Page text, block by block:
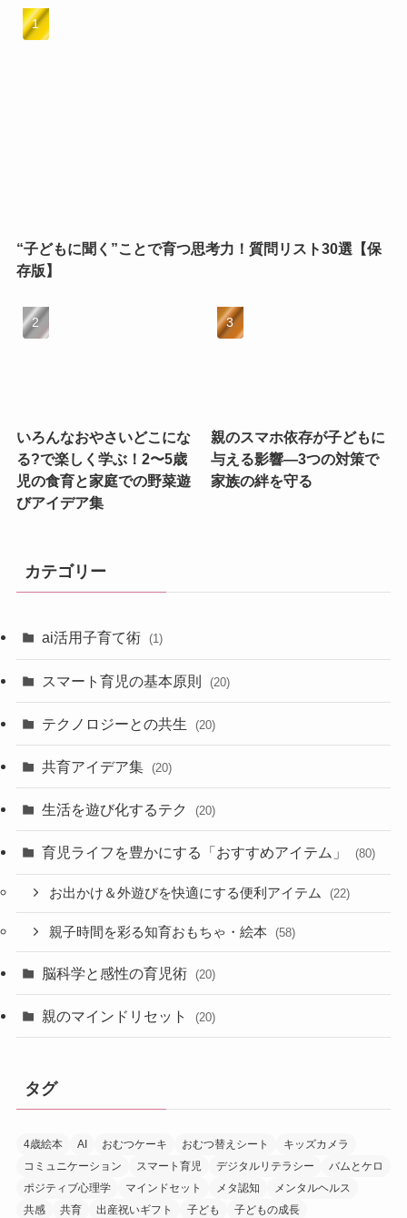
“子どもに聞く”ことで育つ思考力！質問リスト30選【保
存版】
いろんなおやさいどこにな
る?で楽しく学ぶ！2〜5歳
児の食育と家庭での野菜遊
びアイデア集
親のスマホ依存が子どもに
与える影響—3つの対策で
家族の絆を守る
カテゴリー
ai活用子育て術 (1)
スマート育児の基本原則 (20)
テクノロジーとの共生 (20)
共育アイデア集 (20)
生活を遊び化するテク (20)
育児ライフを豊かにする「おすすめアイテム」 (80)
お出かけ＆外遊びを快適にする便利アイテム (22)
親子時間を彩る知育おもちゃ・絵本 (58)
脳科学と感性の育児術 (20)
親のマインドリセット (20)
タグ
4歳絵本 AI おむつケーキ おむつ替えシート
キッズカメラ
コミュニケーション
スマート育児 デジタルリテラシー
バムとケロ
ポジティブ心理学
マインドセット メタ認知
メンタルヘルス
共感
共育 出産祝いギフト 子ども 子どもの成長